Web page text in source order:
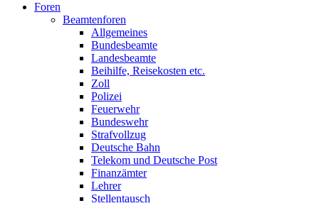
Foren
Beamtenforen
Allgemeines
Bundesbeamte
Landesbeamte
Beihilfe, Reisekosten etc.
Zoll
Polizei
Feuerwehr
Bundeswehr
Strafvollzug
Deutsche Bahn
Telekom und Deutsche Post
Finanzämter
Lehrer
Stellentausch